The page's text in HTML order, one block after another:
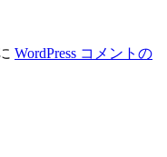
WordPress コメントの